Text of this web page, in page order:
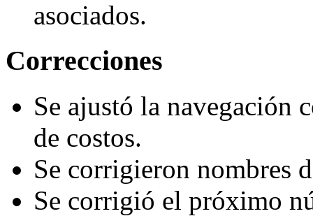
asociados.
Correcciones
Se ajustó la navegación
de costos.
Se corrigieron nombres
Se corrigió el próximo